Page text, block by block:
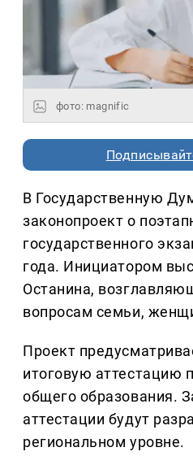
фото: magnific
В Государственную
законопроект о
государственного
года. Инициатором
Останина,
вопросам семьи,
Проект
итоговую аттестацию
общего образования.
аттестации будут
региональном уровне.